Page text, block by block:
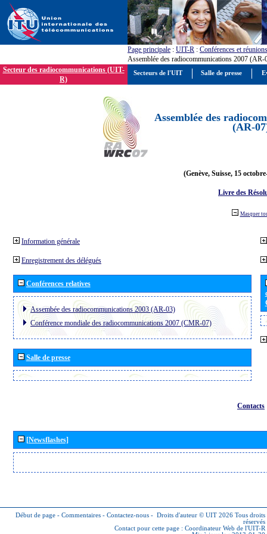
Page principale : UIT-R : Conférences et réunions
Assemblée des radiocommunications 2007 (AR-
Secteur des radiocommunications (UIT-
R)
Assemblée des
(AR-
(Genève, Suisse, 15
Livre des
Masquer
Information générale
Enregistrement des délégués
Conférences relatives
Assembée des radiocommunications 2003 (AR-03)
Conférence mondiale des radiocommunications 2007 (CMR-07)
Salle de presse
Contacts
[Newsflashes]
Début de page - Commentaires - Contactez-nous - Droits d'auteur © UIT 2026 Tous droits
réservés
Contact pour cette page : Coordinateur Web de l'UIT-R
Secteurs de l'UIT Salle de presse